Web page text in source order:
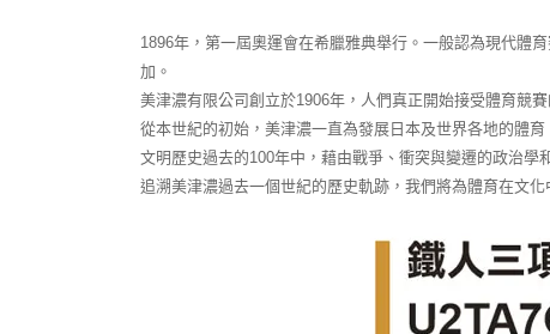
1896年，第一屆奧運會在希臘雅典舉行。一般認為現代體
加。
美津濃有限公司創立於1906年，人們真正開始接受體育競賽
從本世紀的初始，美津濃一直為發展日本及世界各地的體育
文明歷史過去的100年中，藉由戰爭、衝突與變遷的政治
追溯美津濃過去一個世紀的歷史軌跡，我們將為體育在文